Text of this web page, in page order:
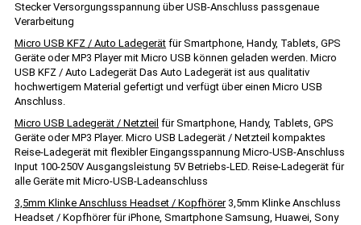
Stecker Versorgungsspannung über USB-Anschluss passgenaue
Verarbeitung
Micro USB KFZ / Auto Ladegerät für Smartphone, Handy, Tablets, GPS
Geräte oder MP3 Player mit Micro USB können geladen werden. Micro
USB KFZ / Auto Ladegerät Das Auto Ladegerät ist aus qualitativ
hochwertigem Material gefertigt und verfügt über einen Micro USB
Anschluss.
Micro USB Ladegerät / Netzteil für Smartphone, Handy, Tablets, GPS
Geräte oder MP3 Player. Micro USB Ladegerät / Netzteil kompaktes
Reise-Ladegerät mit flexibler Eingangsspannung Micro-USB-Anschluss
Input 100-250V Ausgangsleistung 5V Betriebs-LED. Reise-Ladegerät für
alle Geräte mit Micro-USB-Ladeanschluss
3,5mm Klinke Anschluss Headset / Kopfhörer3,5mm Klinke Anschluss
Headset / Kopfhörer für iPhone, Smartphone Samsung, Huawei, Sony